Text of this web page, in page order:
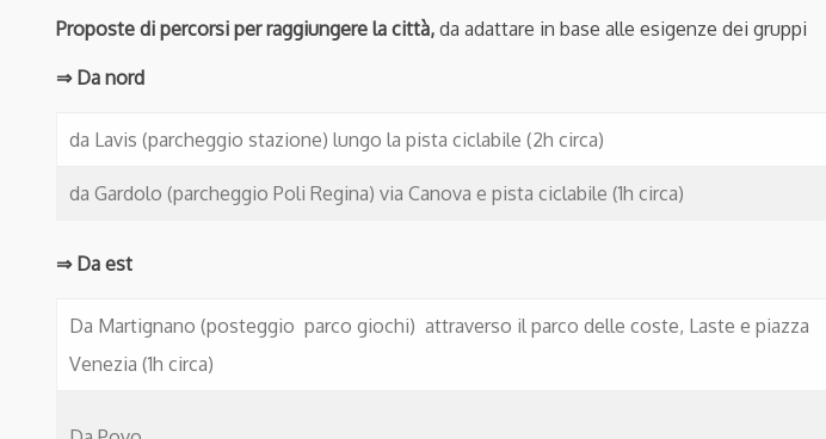
Proposte di percorsi per raggiungere la città, da adattare in base alle esigenze dei gruppi
⇒ Da nord
da Lavis (parcheggio stazione) lungo la pista ciclabile (2h circa)
da Gardolo (parcheggio Poli Regina) via Canova e pista ciclabile (1h circa)
⇒ Da est
Da Martignano (posteggio parco giochi) attraverso il parco delle coste, Laste e piazza
Venezia (1h circa)